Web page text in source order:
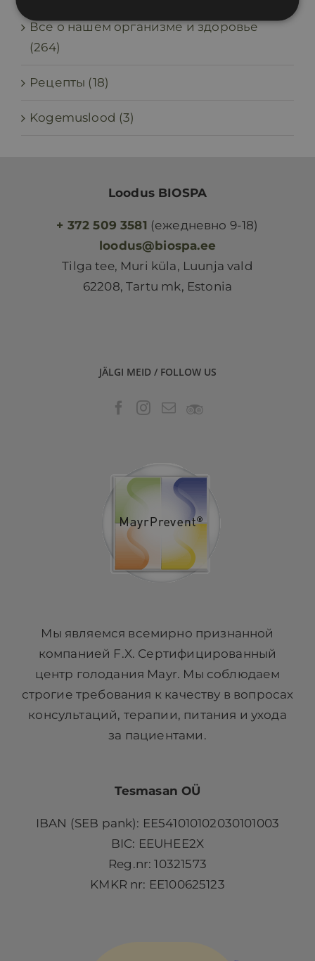
Все о нашем организме и здоровье
(264)
Рецепты (18)
Kogemuslood (3)
Loodus BIOSPA
+ 372 509 3581 (ежедневно 9-18)
loodus@biospa.ee
Tilga tee, Muri küla, Luunja vald
62208, Tartu mk, Estonia
JÄLGI MEID / FOLLOW US
Мы являемся всемирно признанной
компанией F.X. Сертифицированный
центр голодания Mayr. Мы соблюдаем
строгие требования к качеству в вопросах
консультаций, терапии, питания и ухода
за пациентами.
Tesmasan OÜ
IBAN (SEB pank): EE541010102030101003
BIC: EEUHEE2X
Reg.nr: 10321573
KMKR nr: EE100625123